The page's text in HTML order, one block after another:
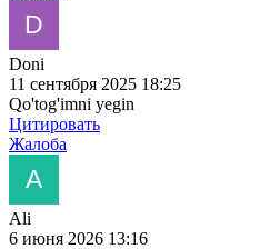
Doni
11 сентября 2025 18:25
Qo'tog'imni yegin
Цитировать
Жалоба
Ali
6 июня 2026 13:16